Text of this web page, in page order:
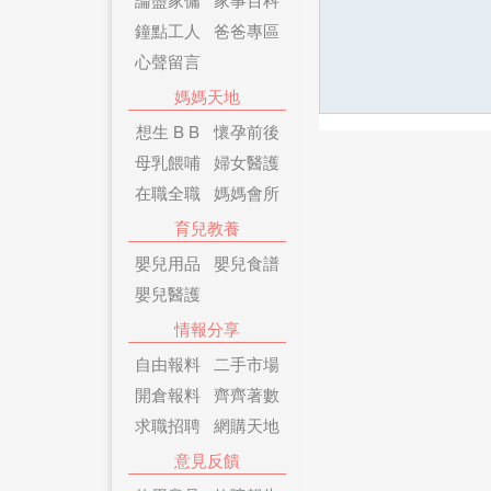
鐘點工人
爸爸專區
心聲留言
媽媽天地
想生 B B
懷孕前後
母乳餵哺 婦女醫護
在職全職
媽媽會所
育兒教養
嬰兒用品
嬰兒食譜
嬰兒醫護
情報分享
自由報料
二手市場
開倉報料 齊齊著數
求職招聘
網購天地
意見反饋